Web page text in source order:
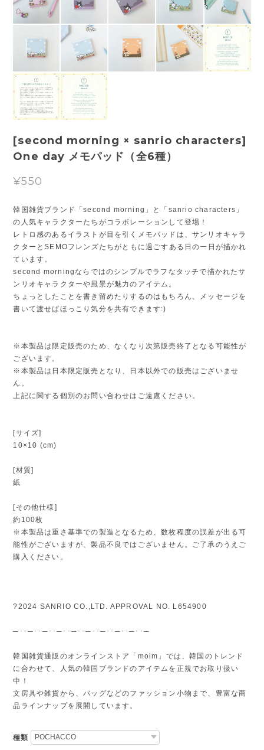
[second morning × sanrio characters]
One day メモパッド（全6種）
¥550
韓国雑貨ブランド「second morning」と「sanrio characters」
の人気キャラクターたちがコラボレーションして登場！
レトロ感のあるイラストが目を引くメモパッドは、サンリオキャラ
クターとSEMOフレンズたちがともに過ごすある日の一日が描かれ
ています。
second morningならではのシンプルでラフなタッチで描かれたサ
ンリオキャラクターや風景が魅力のアイテム。
ちょっとしたことを書き留めたりするのはもちろん、メッセージを
書いて渡せばほっこり気分を共有できます:)
※本製品は限定販売のため、なくなり次第販売終了となる可能性が
ございます。
※本製品は日本限定販売となり、日本以外での販売はございませ
ん。
上記に関する個別のお問い合わせはご遠慮ください。
[サイズ]
10×10 (cm)
[材質]
紙
[その他仕様]
約100枚
※本製品は重さ基準での製造となるため、数枚程度の誤差が出る可
能性がございますが、製品不良ではございません。ご了承のうえご
購入ください。
?2024 SANRIO CO.,LTD. APPROVAL NO. L654900
─･･─･･─･･─･･─･･─･･─･･─･･─･･─
韓国雑貨通販のオンラインストア「moim」では、韓国のトレンド
に合わせて、人気の韓国ブランドのアイテムを正規でお取り扱い
中！
文房具や雑貨から、バッグなどのファッション小物まで、豊富な商
品ラインナップを展開しています。
種類